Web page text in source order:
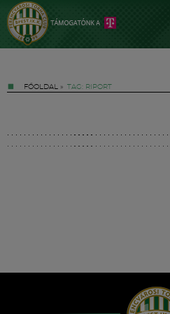
FŐOLDAL » TAG: RIPORT
Hírek